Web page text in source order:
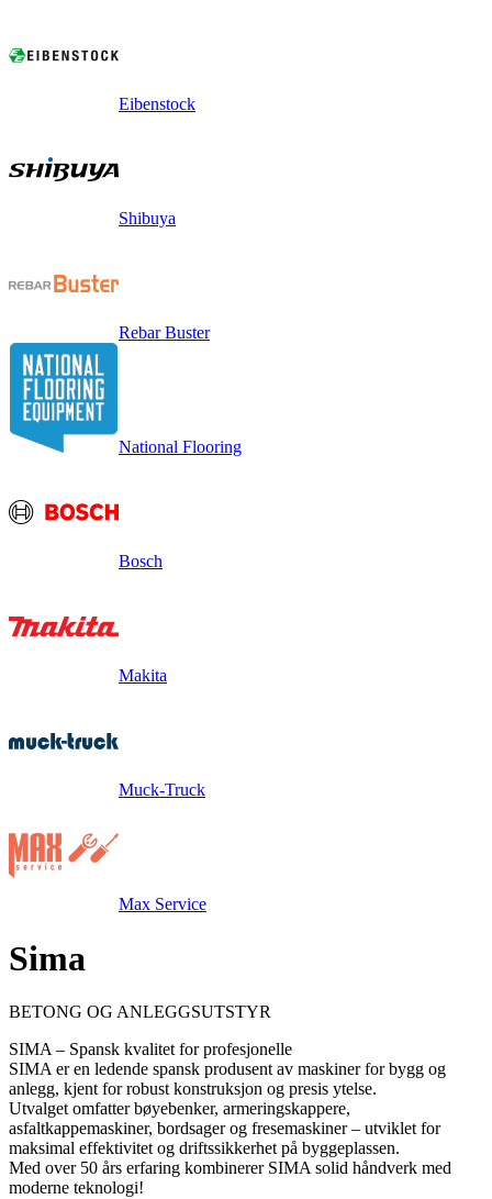
Eibenstock
Shibuya
Rebar Buster
National Flooring
Bosch
Makita
Muck-Truck
Max Service
Sima
BETONG OG ANLEGGSUTSTYR
SIMA – Spansk kvalitet for profesjonelle
SIMA er en ledende spansk produsent av maskiner for bygg og
anlegg, kjent for robust konstruksjon og presis ytelse.
Utvalget omfatter bøyebenker, armeringskappere,
asfaltkappemaskiner, bordsager og fresemaskiner – utviklet for
maksimal effektivitet og driftssikkerhet på byggeplassen.
Med over 50 års erfaring kombinerer SIMA solid håndverk med
moderne teknologi!